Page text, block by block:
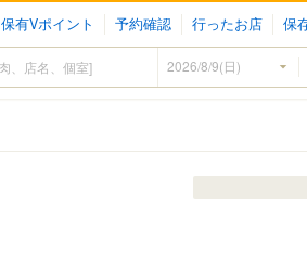
保有Vポイント 予約確認 行ったお店 保